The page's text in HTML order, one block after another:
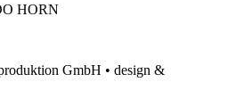
HORN
GmbH • design &